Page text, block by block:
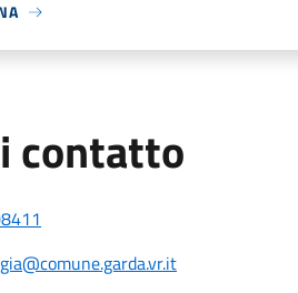
contatto